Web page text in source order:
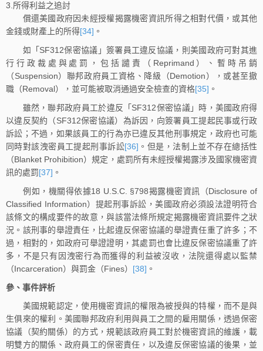
3.所得利益之追討
償還美國政府因未經授權揭露機密資訊所得之相對代價，或其他
金錢或財產上的所得[34] 。
如「SF312保密協議」簽署員工違反協議，則美國政府可對其進
行行政裁處與處罰，包括譴責（Reprimand）、暫時吊銷
（Suspension）聯邦政府員工資格、降級（Demotion），或甚至撤
職（Removal），並可能被取消通過安全檢查的資格[35] 。
雖然，聯邦政府員工於違反「SF312保密協議」時，美國政府得
以違反契約（SF312保密協議）為訴因，向簽署員工提起民事或行政
訴訟；不過，如果該員工的行為亦已違反其他刑事規定，政府也可能
同時對該洩密員工提起刑事訴訟[36] 。但是，法制上並不存在總括性
（Blanket Prohibition）規定，處罰所有未經授權揭露涉及國家機密資
訊的處罰[37] 。
例如，機關得依據18 U.S.C. §798揭露機密資訊（Disclosure of
Classified Information）提起刑事訴訟，美國政府必須設法證明符合
該條文的構成要件的故意，與該當法條所規定揭露機密資訊要件之狀
況。該刑事的舉證責任，比起違反保密協議的舉證責任重了許多；不
過，相對的，如政府可舉證證明，其處罰也會比違反保密協議重了許
多，不是只有因洩密行為而獲得的利益被沒收，法院還得處以監禁
（Incarceration）與罰金（Fines） [38] 。
參、事件評析
美國規範認定，使用機密資訊的權限為被授與的特權，而不是與
生俱來的權利。美國聯邦政府利用與員工之間的雇用關係，透過保密
協議（契約關係）的方式，規範該政府員工對於機密資訊的維護，載
明雙方的關係、政府員工的保密責任，以及違反保密協議的後果，並